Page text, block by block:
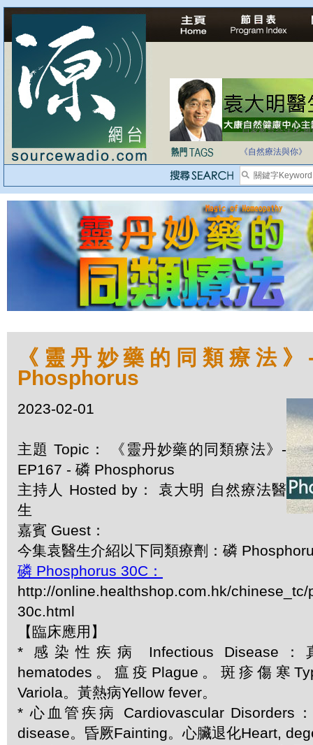
自家教育合法化-
《自然療法與你》
《靈丹妙藥的同類療法》
Phosphorus
2023-02-01
主題 Topic： 《靈丹妙藥的同類療法》-
EP167 - 磷 Phosphorus
主持人 Hosted by： 袁大明 自然療法醫
生
嘉賓 Guest：
今集袁醫生介紹以下同類療劑：磷
磷 Phosphorus 30C：
http://online.healthshop.com.hk/chinese_tc/
30c.html
【臨床應用】
* 感染性疾病 Infectious Disease：
hematodes。瘟疫Plague。斑疹傷寒
Variola。黃熱病Yellow fever。
* 心血管疾病 Cardiovascular Disorders
disease。昏厥Fainting。心臟退化Heart,